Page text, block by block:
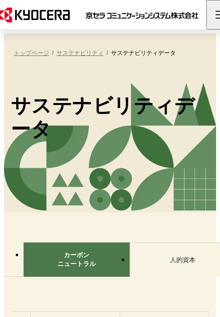
トップページ サステナビリティ サステナビリティデータ
サステナビリティデ
ータ
カーボン
ニュートラル
人的資本